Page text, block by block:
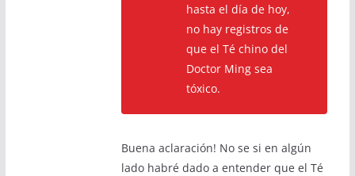
hasta el día de hoy,
no hay registros de
que el Té chino del
Doctor Ming sea
tóxico.
Buena aclaración! No se si en algún
lado habré dado a entender que el Té